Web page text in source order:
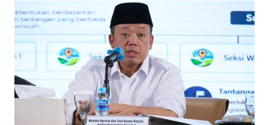
A
p
p
o
o
k
i
n
k